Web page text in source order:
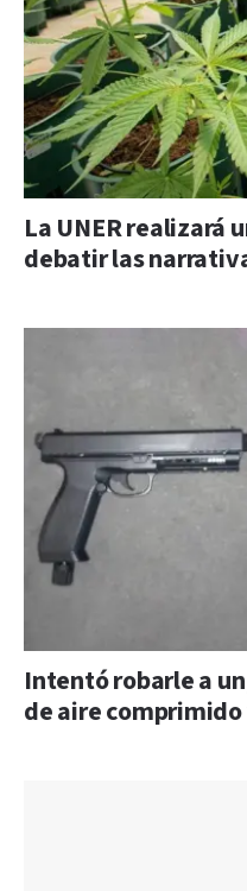
La UNER realizará
debatir las
Intentó robarle a
de aire